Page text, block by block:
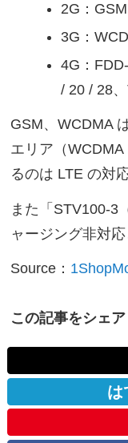
2G：
3G：
4G：
/ 20 / 28
GSM、WCDMA
エリア（
るのは LTE の対
また「STV100-3
ャージング非対
Source：
この記事をシェア
は